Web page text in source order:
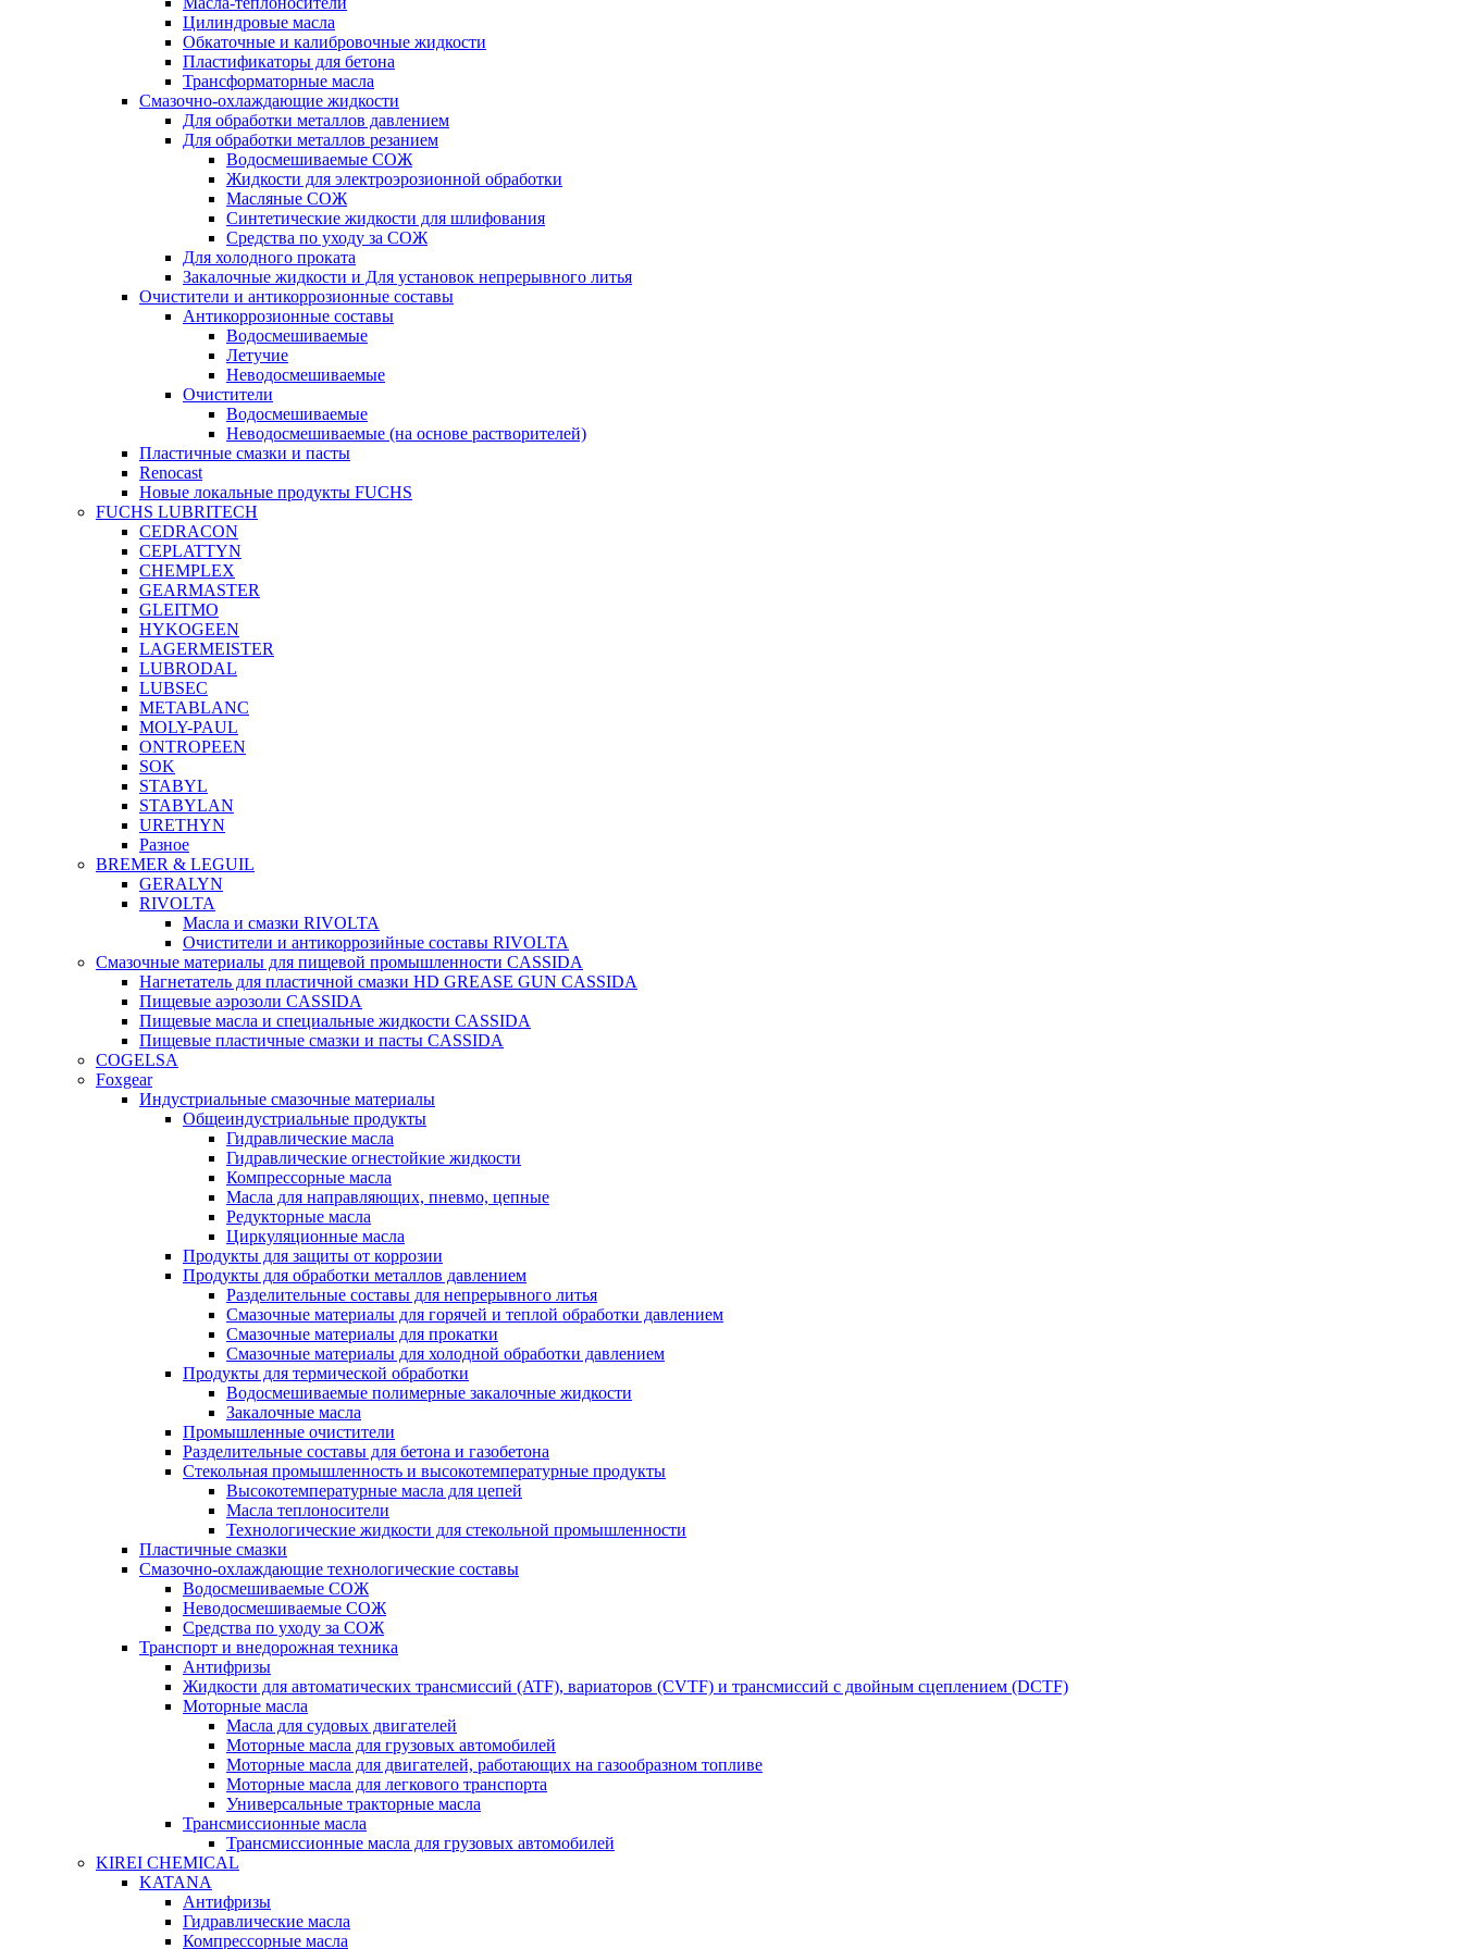
Цилиндровые масла
Обкаточные и калибровочные жидкости
Пластификаторы для бетона
Трансформаторные масла
Смазочно-охлаждающие жидкости
Для обработки металлов давлением
Для обработки металлов резанием
Водосмешиваемые СОЖ
Жидкости для электроэрозионной обработки
Масляные СОЖ
Синтетические жидкости для шлифования
Средства по уходу за СОЖ
Для холодного проката
Закалочные жидкости и Для установок непрерывного литья
Очистители и антикоррозионные составы
Антикоррозионные составы
Водосмешиваемые
Летучие
Неводосмешиваемые
Очистители
Водосмешиваемые
Неводосмешиваемые (на основе растворителей)
Пластичные смазки и пасты
Renocast
Новые локальные продукты FUCHS
FUCHS LUBRITECH
CEDRACON
CEPLATTYN
CHEMPLEX
GEARMASTER
GLEITMO
HYKOGEEN
LAGERMEISTER
LUBRODAL
LUBSEC
METABLANC
MOLY-PAUL
ONTROPEEN
SOK
STABYL
STABYLAN
URETHYN
Разное
BREMER & LEGUIL
GERALYN
RIVOLTA
Масла и смазки RIVOLTA
Очистители и антикоррозийные составы RIVOLTA
Смазочные материалы для пищевой промышленности CASSIDA
Нагнетатель для пластичной смазки HD GREASE GUN CASSIDA
Пищевые аэрозоли CASSIDA
Пищевые масла и специальные жидкости CASSIDA
Пищевые пластичные смазки и пасты CASSIDA
COGELSA
Foxgear
Индустриальные смазочные материалы
Общеиндустриальные продукты
Гидравлические масла
Гидравлические огнестойкие жидкости
Компрессорные масла
Масла для направляющих, пневмо, цепные
Редукторные масла
Циркуляционные масла
Продукты для защиты от коррозии
Продукты для обработки металлов давлением
Разделительные составы для непрерывного литья
Смазочные материалы для горячей и теплой обработки давлением
Смазочные материалы для прокатки
Смазочные материалы для холодной обработки давлением
Продукты для термической обработки
Водосмешиваемые полимерные закалочные жидкости
Закалочные масла
Промышленные очистители
Разделительные составы для бетона и газобетона
Стекольная промышленность и высокотемпературные продукты
Высокотемпературные масла для цепей
Масла теплоносители
Технологические жидкости для стекольной промышленности
Пластичные смазки
Смазочно-охлаждающие технологические составы
Водосмешиваемые СОЖ
Неводосмешиваемые СОЖ
Средства по уходу за СОЖ
Транспорт и внедорожная техника
Антифризы
Жидкости для автоматических трансмиссий (ATF), вариаторов (CVTF) и трансмиссий с двойным сцеплением (DCTF)
Моторные масла
Масла для судовых двигателей
Моторные масла для грузовых автомобилей
Моторные масла для двигателей, работающих на газообразном топливе
Моторные масла для легкового транспорта
Универсальные тракторные масла
Трансмиссионные масла
Трансмиссионные масла для грузовых автомобилей
KIREI CHEMICAL
KATANA
Антифризы
Гидравлические масла
Компрессорные масла